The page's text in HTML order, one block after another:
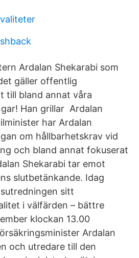
Ardalan Shekarabi som
gäller offentlig
till bland annat våra
Han grillar Ardalan
har Ardalan
om hållbarhetskrav vid
och bland annat fokuserat
Shekarabi tar emot
slutbetänkande. Idag
sitt
i välfärden – bättre
klockan 13.00
Ardalan
och utredare till den